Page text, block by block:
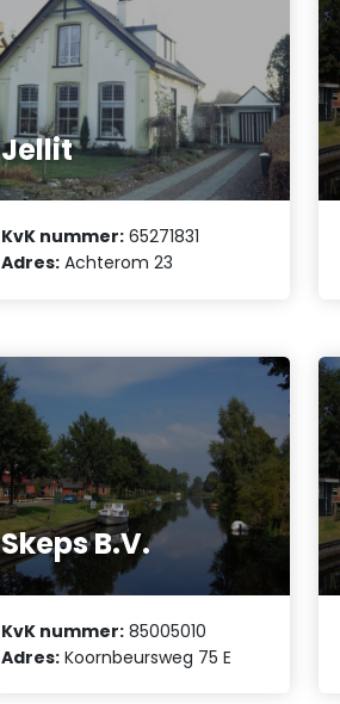
Jellit
KvK nummer: 65271831
Adres: Achterom 23
Skeps B.V.
KvK nummer: 85005010
Adres: Koornbeursweg 75 E